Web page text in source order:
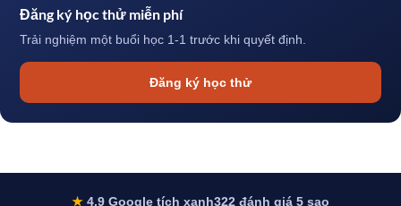
Đăng ký học thử miễn phí
Trải nghiệm một buổi học 1-1 trước khi quyết định.
Đăng ký học thử
★ 4.9 Google tích xanh322 đánh giá 5 sao